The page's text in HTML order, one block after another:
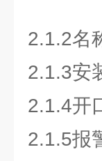
2.1.2
2.1.3
2.1.4
2.1.5报